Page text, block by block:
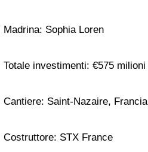
Madrina: Sophia Loren
Totale investimenti: €575 milioni
Cantiere: Saint-Nazaire, Francia
Costruttore: STX France